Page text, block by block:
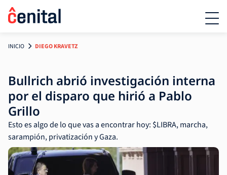
INICIO DIEGO KRAVETZ
Bullrich abrió investigación interna
por el disparo que hirió a Pablo
Grillo
Esto es algo de lo que vas a encontrar hoy: $LIBRA, marcha,
sarampión, privatización y Gaza.